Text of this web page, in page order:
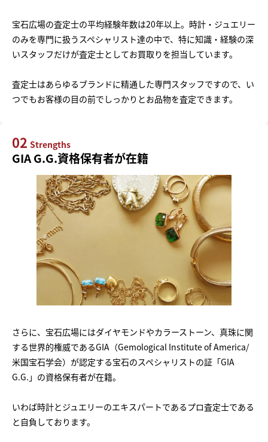
宝石広場の査定士の平均経験年数は20年以上。時計・ジュエリー
のみを専門に扱うスペシャリスト達の中で、特に知識・経験の深
いスタッフだけが査定士としてお買取りを担当しています。
査定士はあらゆるブランドに精通した専門スタッフですので、い
つでもお客様の目の前でしっかりとお品物を査定できます。
02 Strengths
GIA G.G.資格保有者が在籍
さらに、宝石広場にはダイヤモンドやカラーストーン、真珠に関
する世界的権威であるGIA（Gemological Institute of America/
米国宝石学会）が認定する宝石のスペシャリストの証「GIA
G.G.」の資格保有者が在籍。
いわば時計とジュエリーのエキスパートであるプロ査定士である
と自負しております。